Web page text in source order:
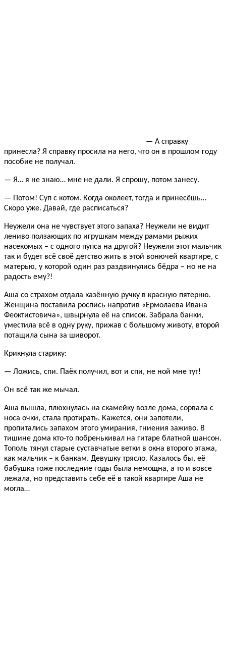
— А справку
принесла? Я справку просила на него, что он в прошлом году
пособие не получал.
— Я… я не знаю… мне не дали. Я спрошу, потом занесу.
— Потом! Суп с котом. Когда околеет, тогда и принесёшь…
Скоро уже. Давай, где расписаться?
Неужели она не чувствует этого запаха? Неужели не видит
лениво ползающих по игрушкам между рамами рыжих
насекомых – с одного пупса на другой? Неужели этот мальчик
так и будет всё своё детство жить в этой вонючей квартире, с
матерью, у которой один раз раздвинулись бёдра – но не на
радость ему?!
Аша со страхом отдала казённую ручку в красную пятерню.
Женщина поставила роспись напротив «Ермолаева Ивана
Феоктистовича», швырнула её на список. Забрала банки,
уместила всё в одну руку, прижав с большому животу, второй
потащила сына за шиворот.
Крикнула старику:
— Ложись, спи. Паёк получил, вот и спи, не ной мне тут!
Он всё так же мычал.
Аша вышла, плюхнулась на скамейку возле дома, сорвала с
носа очки, стала протирать. Кажется, они запотели,
пропитались запахом этого умирания, гниения заживо. В
тишине дома кто-то побренькивал на гитаре блатной шансон.
Тополь тянул старые суставчатые ветки в окна второго этажа,
как мальчик – к банкам. Девушку трясло. Казалось бы, её
бабушка тоже последние годы была немощна, а то и вовсе
лежала, но представить себе её в такой квартире Аша не
могла…